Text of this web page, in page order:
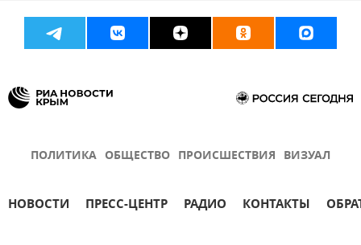
Новости Крыма
ПОЛИТИКА ОБЩЕСТВО ПРОИСШЕСТВИЯ ВИЗУАЛ
НОВОСТИ ПРЕСС-ЦЕНТР РАДИО КОНТАКТЫ